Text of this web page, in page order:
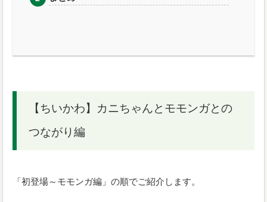
【ちいかわ】カニちゃんとモモンガとの
つながり編
「初登場～モモンガ編」の順でご紹介します。